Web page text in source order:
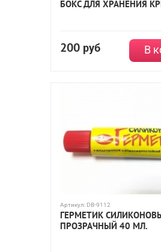
БОКС ДЛЯ ХРАНЕНИЯ
200 руб В
Артикул: DB-9112
ГЕРМЕТИК
ПРОЗРАЧНЫЙ 40 МЛ.